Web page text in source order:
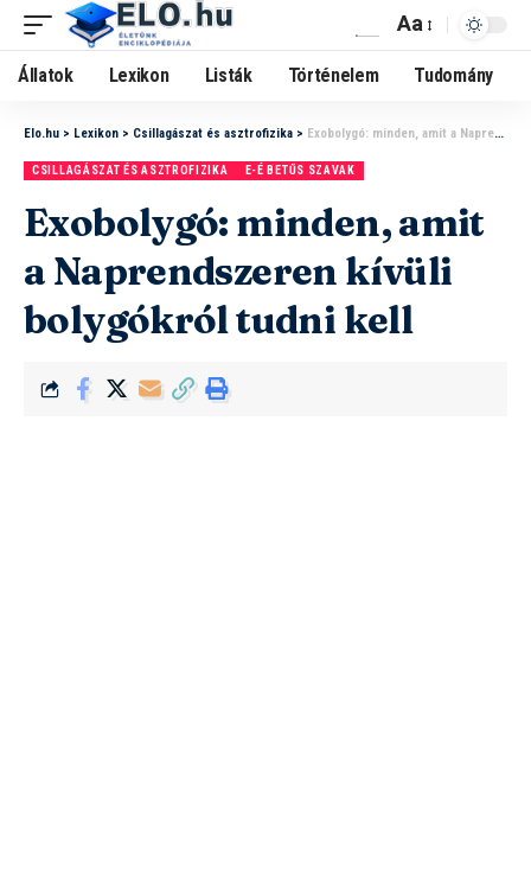
Aa
Állatok Lexikon Listák Történelem Tudomány
Elo.hu > Lexikon > Csillagászat és asztrofizika > Exobolygó: minden, amit a Naprendszeren kívüli bolygókról tudni kell
CSILLAGÁSZAT ÉS ASZTROFIZIKA E-É BETŰS SZAVAK
Exobolygó: minden, amit
a Naprendszeren kívüli
bolygókról tudni kell